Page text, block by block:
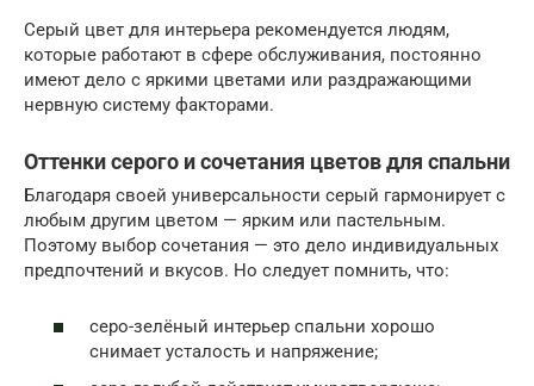
Серый цвет для интерьера рекомендуется людям,
которые работают в сфере обслуживания, постоянно
имеют дело с яркими цветами или раздражающими
нервную систему факторами.
Оттенки серого и сочетания цветов для спальни
Благодаря своей универсальности серый гармонирует с
любым другим цветом — ярким или пастельным.
Поэтому выбор сочетания — это дело индивидуальных
предпочтений и вкусов. Но следует помнить, что:
серо-зелёный интерьер спальни хорошо
снимает усталость и напряжение;